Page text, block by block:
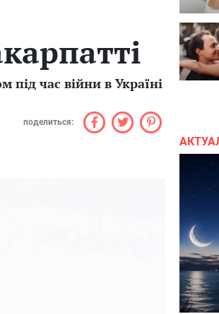
час війни в Україні
поделиться: